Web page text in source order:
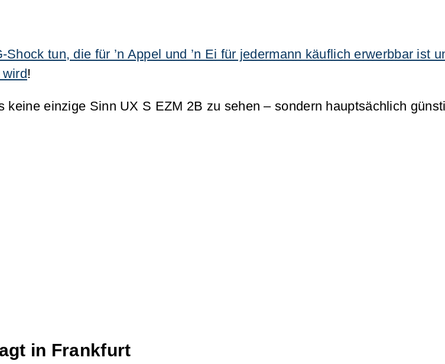
Shock tun, die für ’n Appel und ’n Ei für jedermann käuflich erwerbbar ist
!
keine einzige Sinn UX S EZM 2B zu sehen – sondern hauptsächlich
in Frankfurt